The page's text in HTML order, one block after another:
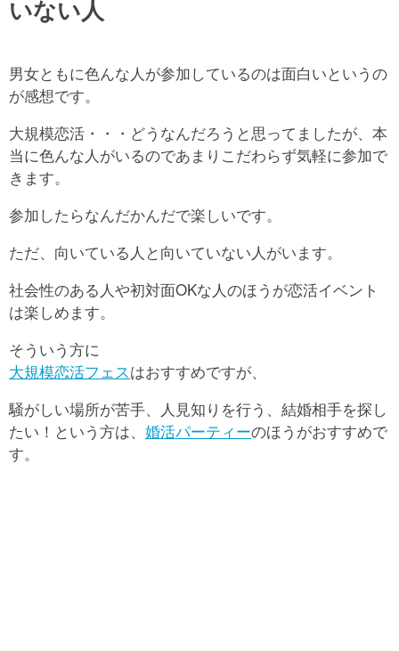
いない人
男女ともに色んな人が参加しているのは面白いというの
が感想です。
大規模恋活・・・どうなんだろうと思ってましたが、本
当に色んな人がいるのであまりこだわらず気軽に参加で
きます。
参加したらなんだかんだで楽しいです。
ただ、向いている人と向いていない人がいます。
社会性のある人や初対面OKな人のほうが恋活イベント
は楽しめます。
そういう方に
大規模恋活フェスはおすすめですが、
騒がしい場所が苦手、人見知りを行う、結婚相手を探し
たい！という方は、 婚活パーティーのほうがおすすめで
す。